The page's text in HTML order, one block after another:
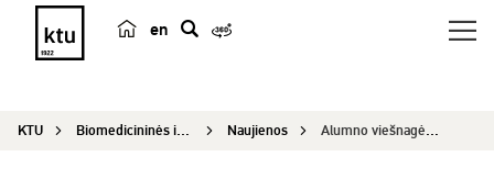
en
e
KTU Biomedicininės inžinerijos institutas Naujienos Alumno viešnagė institute